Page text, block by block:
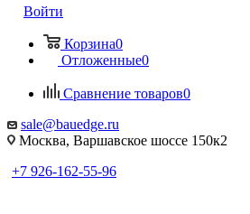
Войти
Корзина0
Отложенные0
Сравнение товаров0
sale@bauedge.ru
Москва, Варшавское шоссе 150к2
+7 926-162-55-96